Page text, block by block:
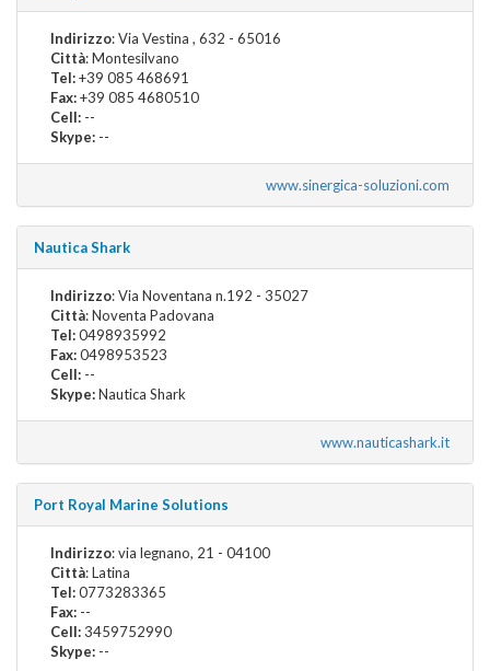
Indirizzo: Via Vestina , 632 - 65016
Città: Montesilvano
Tel:+39 085 468691
Fax:+39 085 4680510
Cell: --
Skype: --
www.sinergica-soluzioni.com
Nautica Shark
Indirizzo: Via Noventana n.192 - 35027
Città: Noventa Padovana
Tel:0498935992
Fax:0498953523
Cell: --
Skype:Nautica Shark
www.nauticashark.it
Port Royal Marine Solutions
Indirizzo: via legnano, 21 - 04100
Città: Latina
Tel:0773283365
Fax: --
Cell:3459752990
Skype: --